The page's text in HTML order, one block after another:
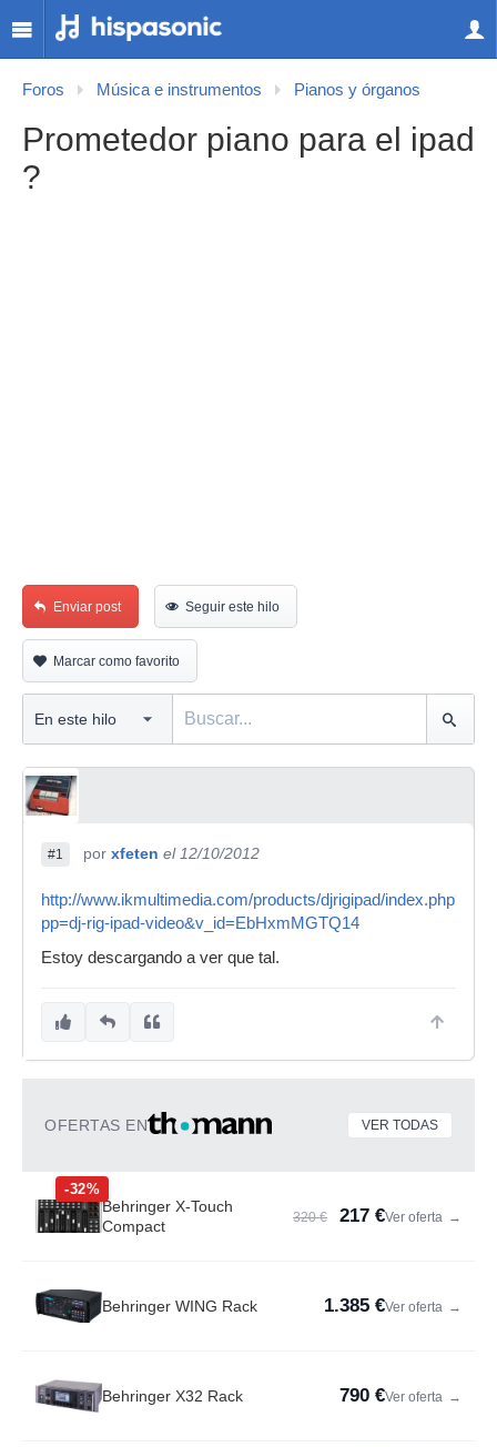
Foros Música e instrumentos Pianos y órganos
Prometedor piano para el ipad
?
Enviar post Seguir este hilo
Marcar como favorito
#1 por xfeten el 12/10/2012
http://www.ikmultimedia.com/products/djrigipad/index.php?
pp=dj-rig-ipad-video&v_id=EbHxmMGTQ14
Estoy descargando a ver que tal.
OFERTAS EN VER TODAS
-32%
Behringer X-Touch
Compact
320 € 217 €Ver oferta →
Behringer WING Rack 1.385 €Ver oferta →
Behringer X32 Rack 790 €Ver oferta →